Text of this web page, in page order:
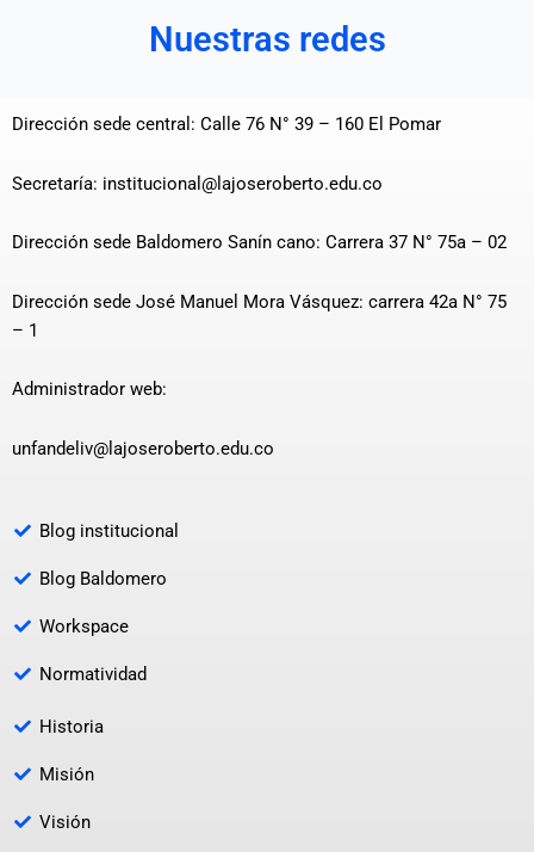
Nuestras redes
Dirección sede central: Calle 76 N° 39 – 160 El Pomar
Secretaría: institucional@lajoseroberto.edu.co
Dirección sede Baldomero Sanín cano: Carrera 37 N° 75a – 02
Dirección sede José Manuel Mora Vásquez: carrera 42a N° 75
– 1
Administrador web:
unfandeliv@lajoseroberto.edu.co
Blog institucional
Blog Baldomero
Workspace
Normatividad
Historia
Misión
Visión